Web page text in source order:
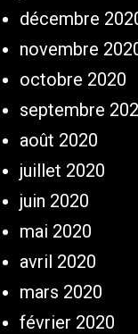
décembre
novembre
octobre 2020
septembre
août 2020
juillet 2020
juin 2020
mai 2020
avril 2020
mars 2020
février 2020